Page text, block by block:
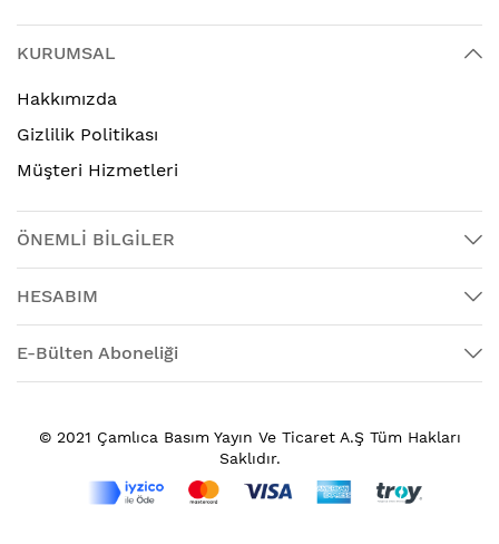
KURUMSAL
Hakkımızda
Gizlilik Politikası
Müşteri Hizmetleri
ÖNEMLİ BİLGİLER
HESABIM
E-Bülten Aboneliği
© 2021 Çamlıca Basım Yayın Ve Ticaret A.Ş Tüm Hakları
Saklıdır.